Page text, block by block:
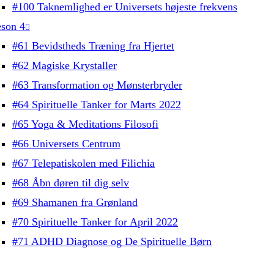
#100 Taknemlighed er Universets højeste frekvens
4
#61 Bevidstheds Træning fra Hjertet
#62 Magiske Krystaller
#63 Transformation og Mønsterbryder
#64 Spirituelle Tanker for Marts 2022
#65 Yoga & Meditations Filosofi
#66 Universets Centrum
#67 Telepatiskolen med Filichia
#68 Åbn døren til dig selv
#69 Shamanen fra Grønland
#70 Spirituelle Tanker for April 2022
#71 ADHD Diagnose og De Spirituelle Børn